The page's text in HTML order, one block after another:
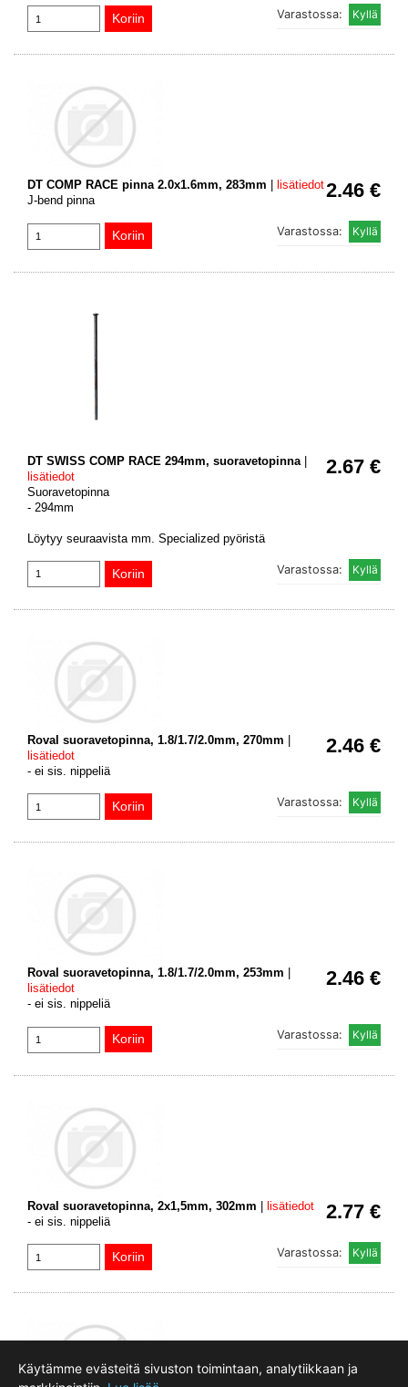
Käytämme evästeitä sivuston toimintaan, analytiikkaan ja
Varastossa:
2.46 €
DT COMP RACE pinna 2.0x1.6mm, 283mm
lisätiedot
J-bend pinna
Varastossa:
2.67 €
DT SWISS COMP RACE 294mm, suoravetopinna |
lisätiedot
Suoravetopinna
- 294mm
Löytyy seuraavista mm. Specialized pyöristä
Varastossa:
2.46 €
Roval suoravetopinna, 1.8/1.7/2.0mm, 270mm
lisätiedot
- ei sis. nippeliä
Varastossa:
2.46 €
Roval suoravetopinna, 1.8/1.7/2.0mm, 253mm
lisätiedot
- ei sis. nippeliä
Varastossa:
2.77 €
Roval suoravetopinna, 2x1,5mm, 302mm | lisätiedot
- ei sis. nippeliä
Varastossa: